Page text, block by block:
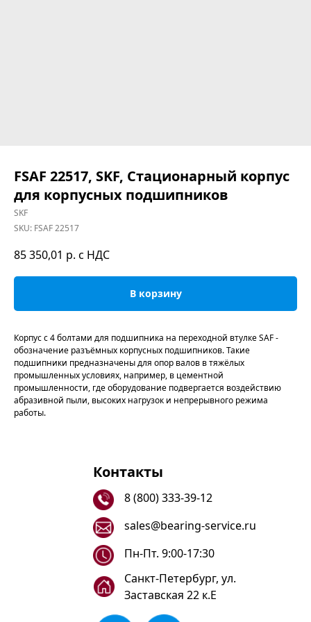
FSAF 22517, SKF, Стационарный корпус
для корпусных подшипников
SKF
SKU: FSAF 22517
85 350,01 р. с НДС
В корзину
Корпус с 4 болтами для подшипника на переходной втулке SAF -
обозначение разъёмных корпусных подшипников. Такие
подшипники предназначены для опор валов в тяжёлых
промышленных условиях, например, в цементной
промышленности, где оборудование подвергается воздействию
абразивной пыли, высоких нагрузок и непрерывного режима
работы.
Контакты
8 (800) 333-39-12
sales@bearing-service.ru
Санкт-Петербург, ул.
Заставская 22 к.Е
Пн-Пт. 9:00-17:30